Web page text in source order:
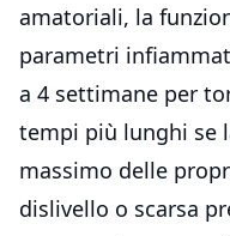
amatoriali, la
parametri
a 4 settimane per
tempi più lunghi se
massimo delle
dislivello o scarsa